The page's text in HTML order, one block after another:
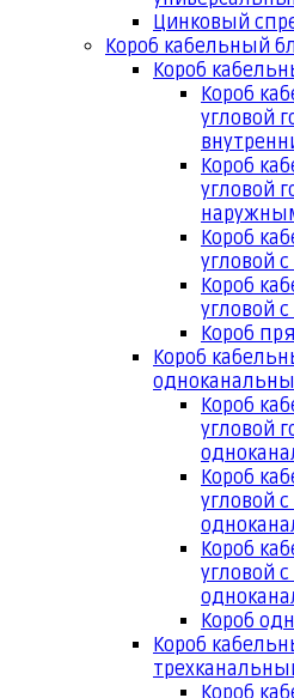
Цинковый
Короб кабельный
Короб
Короб
угловой
Короб
угловой
Короб
угловой
Короб
угловой
Короб
Короб
Короб
угловой
Короб
угловой
Короб
угловой
Короб
Короб
Короб